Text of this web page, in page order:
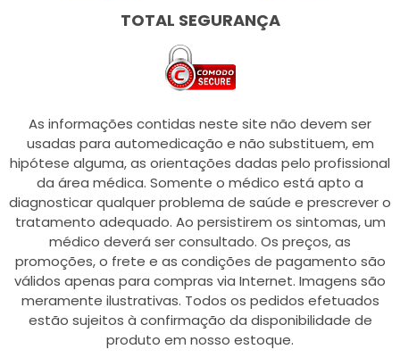
TOTAL SEGURANÇA
As informações contidas neste site não devem ser
usadas para automedicação e não substituem, em
hipótese alguma, as orientações dadas pelo profissional
da área médica. Somente o médico está apto a
diagnosticar qualquer problema de saúde e prescrever o
tratamento adequado. Ao persistirem os sintomas, um
médico deverá ser consultado. Os preços, as
promoções, o frete e as condições de pagamento são
válidos apenas para compras via Internet. Imagens são
meramente ilustrativas. Todos os pedidos efetuados
estão sujeitos à confirmação da disponibilidade de
produto em nosso estoque.